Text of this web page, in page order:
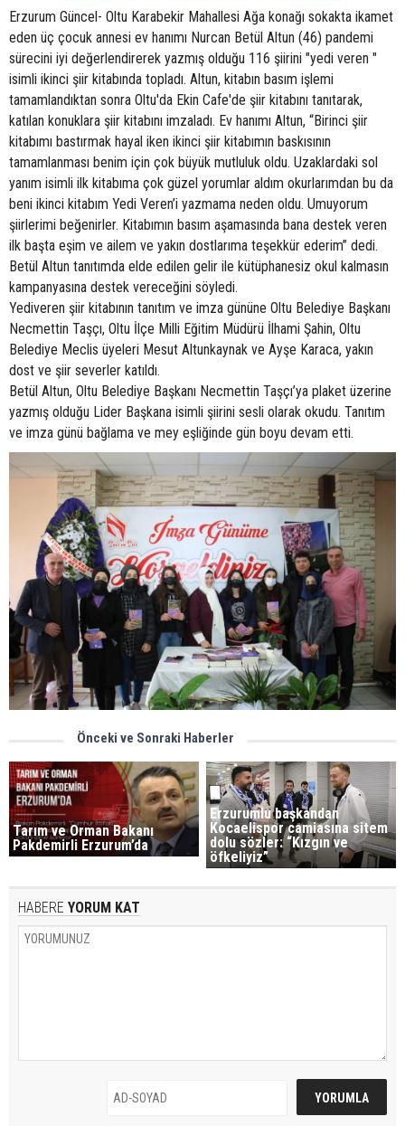
Erzurum Güncel- Oltu Karabekir Mahallesi Ağa konağı sokakta ikamet
eden üç çocuk annesi ev hanımı Nurcan Betül Altun (46) pandemi
sürecini iyi değerlendirerek yazmış olduğu 116 şiirini "yedi veren "
isimli ikinci şiir kitabında topladı. Altun, kitabın basım işlemi
tamamlandıktan sonra Oltu'da Ekin Cafe'de şiir kitabını tanıtarak,
katılan konuklara şiir kitabını imzaladı. Ev hanımı Altun, “Birinci şiir
kitabımı bastırmak hayal iken ikinci şiir kitabımın baskısının
tamamlanması benim için çok büyük mutluluk oldu. Uzaklardaki sol
yanım isimli ilk kitabıma çok güzel yorumlar aldım okurlarımdan bu da
beni ikinci kitabım Yedi Veren’i yazmama neden oldu. Umuyorum
şiirlerimi beğenirler. Kitabımın basım aşamasında bana destek veren
ilk başta eşim ve ailem ve yakın dostlarıma teşekkür ederim” dedi.
Betül Altun tanıtımda elde edilen gelir ile kütüphanesiz okul kalmasın
kampanyasına destek vereceğini söyledi.
Yediveren şiir kitabının tanıtım ve imza gününe Oltu Belediye Başkanı
Necmettin Taşçı, Oltu İlçe Milli Eğitim Müdürü İlhami Şahin, Oltu
Belediye Meclis üyeleri Mesut Altunkaynak ve Ayşe Karaca, yakın
dost ve şiir severler katıldı.
Betül Altun, Oltu Belediye Başkanı Necmettin Taşçı’ya plaket üzerine
yazmış olduğu Lider Başkana isimli şiirini sesli olarak okudu. Tanıtım
ve imza günü bağlama ve mey eşliğinde gün boyu devam etti.
Önceki ve Sonraki Haberler
Tarım ve Orman Bakanı
Pakdemirli Erzurum’da
Erzurumlu başkandan
Kocaelispor camiasına sitem
dolu sözler: “Kızgın ve
öfkeliyiz”
HABERE YORUM KAT